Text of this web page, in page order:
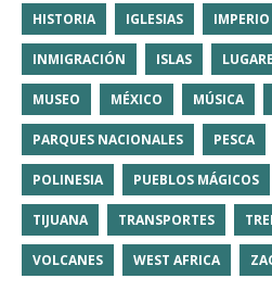
HISTORIA IGLESIAS
INMIGRACIÓN ISLAS
MUSEO MÉXICO MÚSICA
PARQUES NACIONALES PESCA
POLINESIA PUEBLOS MÁGICOS
TIJUANA TRANSPORTES
VOLCANES WEST AFRICA